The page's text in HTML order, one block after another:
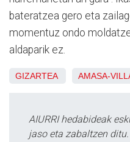
bateratzea gero eta
momentuz ondo
aldaparik ez.
GIZARTEA AMASA-
AIURRI hedabideak
jaso eta zabaltzen